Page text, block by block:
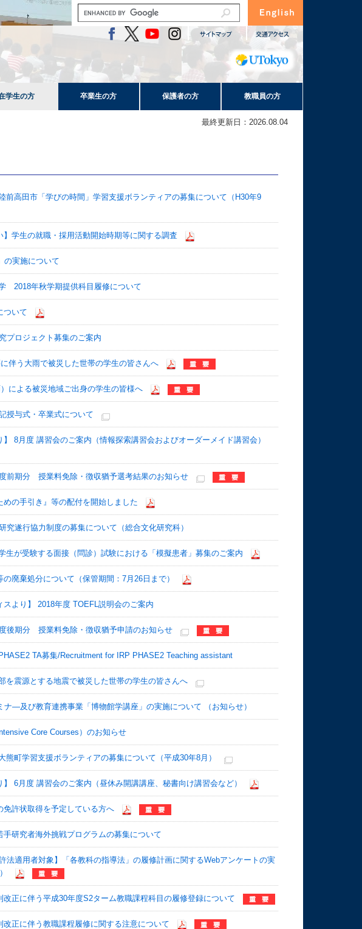
学生の方 卒業生の方 保護者の方 教職員の方
最終更新日：2026.08.04
前高田市「学びの時間」学習支援ボランティアの募集について（H30年9
】学生の就職・採用活動開始時期等に関する調査
の実施について
2018年秋学期提供科目履修について
ついて
プロジェクト募集のご案内
伴う大雨で被災した世帯の学生の皆さんへ
による被災地域ご出身の学生の皆様へ
授与式・卒業式について
】 8月度 講習会のご案内（情報探索講習会およびオーダーメイド講習会）
前期分 授業料免除・徴収猶予選考結果のお知らせ
めの手引き』等の配付を開始しました
究遂行協力制度の募集について（総合文化研究科）
生が受験する面接（問診）試験における「模擬患者」募集のご案内
廃棄処分について（保管期間：7月26日まで）
スより】 2018年度 TOEFL説明会のご案内
度後期分 授業料免除・徴収猶予申請のお知らせ
TA募集/Recruitment for IRP PHASE2 Teaching assistant
を震源とする地震で被災した世帯の学生の皆さんへ
ナ―及び教育連携事業「博物館学講座」の実施について （お知らせ）
Core Courses）のお知らせ
熊町学習支援ボランティアの募集について（平成30年8月）
】 6月度 講習会のご案内（昼休み開講講座、秘書向け講習会など）
許状取得を予定している方へ
研究者海外挑戦プログラムの募集について
法適用者対象】「各教科の指導法」の履修計画に関するWebアンケートの実
正に伴う平成30年度S2ターム教職課程科目の履修登録について
正に伴う教職課程履修に関する注意について